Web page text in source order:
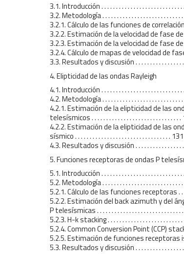
3.1. Introducción . . . . . . . . . . . . . . . . . . . . . . . . . . . .
3.2. Metodología . . . . . . . . . . . . . . . . . . . . . . . . . . .
3.2.1. Cálculo de las funciones de correlación .
3.2.2. Estimación de la velocidad de fase de
3.2.3. Estimación de la velocidad de fase de
3.2.4. Cálculo de mapas de velocidad de fase .
3.3. Resultados y discusión . . . . . . . . . . . . . . . . .
4. Elipticidad de las ondas Rayleigh
4.1. Introducción . . . . . . . . . . . . . . . . . . . . . . . . . . . .
4.2. Metodología . . . . . . . . . . . . . . . . . . . . . . . . . . .
4.2.1. Estimación de la elipticidad de las
telesísmicos . . . . . . . . . . . . . . . . . . . . . . . . . . . . . .
4.2.2. Estimación de la elipticidad de las
sísmico . . . . . . . . . . . . . . . . . . . . . . . . . . . . . . . . . 131
4.3. Resultados y discusión . . . . . . . . . . . . . . . . .
5. Funciones receptoras de ondas P
5.1. Introducción . . . . . . . . . . . . . . . . . . . . . . . . . . .
5.2. Metodología . . . . . . . . . . . . . . . . . . . . . . . . . . .
5.2.1. Cálculo de las funciones receptoras . . .
5.2.2. Estimación del back azimuth y del
P telesísmicas . . . . . . . . . . . . . . . . . . . . . . . . . . . . .
5.2.3. H-k stacking . . . . . . . . . . . . . . . . . . . . . . . . .
5.2.4. Common Conversion Point (CCP)
5.2.5. Estimación de funciones receptoras
5.3. Resultados y discusión . . . . . . . . . . . . . . . . .